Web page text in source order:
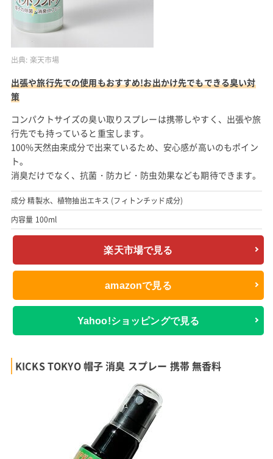
出典: 楽天市場
出張や旅行先での使用もおすすめ!お出かけ先でもできる臭い対
策
コンパクトサイズの臭い取りスプレーは携帯しやすく、出張や旅
行先でも持っていると重宝します。
100%天然由来成分で出来ているため、安心感が高いのもポイン
ト。
消臭だけでなく、抗菌・防カビ・防虫効果なども期待できます。
成分 精製水、植物抽出エキス (フィトンチッド成分)
内容量 100ml
楽天市場で見る
amazonで見る
Yahoo!ショッピングで見る
KICKS TOKYO 帽子 消臭 スプレー 携帯 無香料